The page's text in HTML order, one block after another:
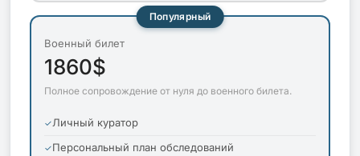
Популярный
Военный билет
1860$
Полное сопровождение от нуля до военного билета.
Личный куратор
Персональный план обследований